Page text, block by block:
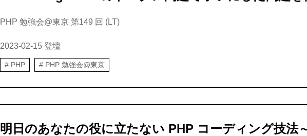
PHP 勉強会@東京 第149 回 (LT)
2023-02-15 登壇
PHP PHP 勉強会@東京
明日のあなたの役に立たない PHP コーディング技法